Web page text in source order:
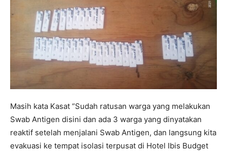
Masih kata Kasat “Sudah ratusan warga yang melakukan
Swab Antigen disini dan ada 3 warga yang dinyatakan
reaktif setelah menjalani Swab Antigen, dan langsung kita
evakuasi ke tempat isolasi terpusat di Hotel Ibis Budget